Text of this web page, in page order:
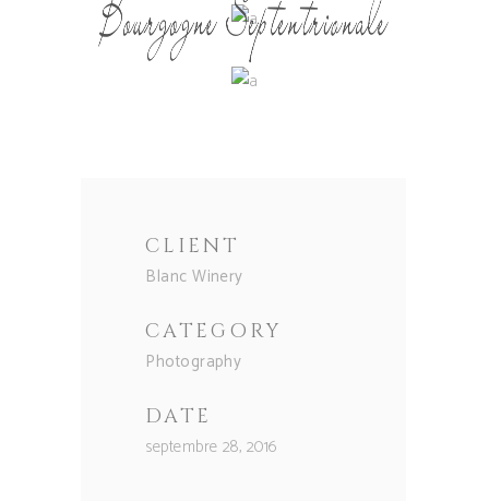
CLIENT
Blanc Winery
CATEGORY
Photography
DATE
septembre 28, 2016